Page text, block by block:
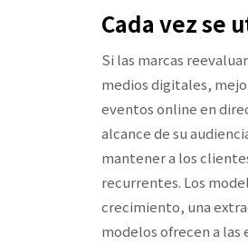
Cada vez se
Si las marcas
medios digitales,
eventos online en
alcance de su
mantener a los
recurrentes. Los
crecimiento, una
modelos ofrecen a